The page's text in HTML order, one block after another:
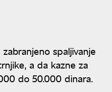
spaljivanje
a da kazne za
do 50.000 dinara.